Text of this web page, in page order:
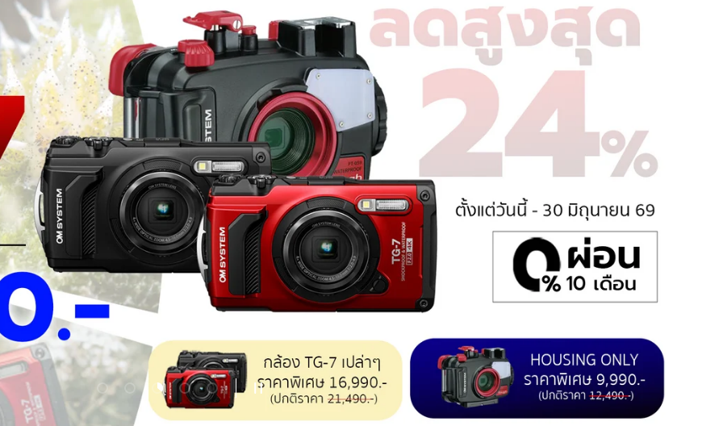
Load slide 1 of 5
Load slide 2 of 5
Load slide 3 of 5
Load slide 4 of 5
Load slide 5 of 5
Pause slideshow